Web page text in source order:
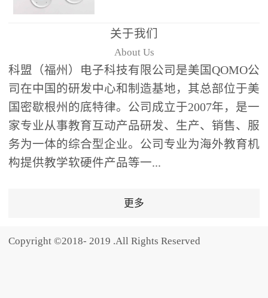
单选题、多选题、判断题
等基础题型，学生通过答
题器快速响应，系统实时
统计答题数据并生成可视
化图表，让教师瞬间掌握
学生知识掌握情况。主观
反馈：包含简答题、观点
阐述等开放式互动，鼓励
学生自由表达思考过程，
培养批判性思维与表达能
功能增加课堂趣味性，同
关于我们
About Us
科盟（福州）电子科技有限公司是美国QOMO公
司在中国的研发中心和制造基地，其总部位于美
国密歇根州的底特律。公司成立于2007年，是一
家专业从事教育互动产品研发、生产、销售、服
务为一体的综合型企业。公司专业为海外教育机
构提供教学软硬件产品等一...
更多
Copyright ©2018- 2019 .All Rights Reserved